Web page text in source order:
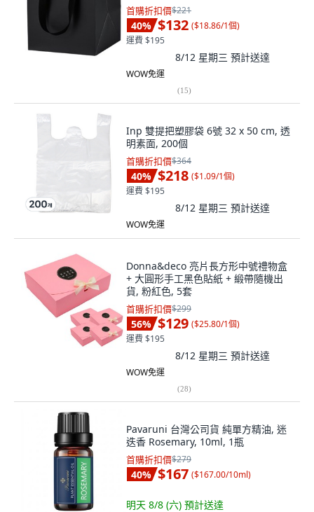
首購折扣價$221
40% $132 ($18.86/1個)
運費 $195
8/12 星期三 預計送達
WOW免運
(15)
Inp 雙提把塑膠袋 6號 32 x 50 cm, 透
明素面, 200個
首購折扣價$364
40% $218 ($1.09/1個)
運費 $195
8/12 星期三 預計送達
WOW免運
Donna&deco 亮片長方形中號禮物盒
+ 大圓形手工黑色貼紙 + 緞帶隨機出
貨, 粉紅色, 5套
首購折扣價$299
56% $129 ($25.80/1個)
運費 $195
8/12 星期三 預計送達
WOW免運
(28)
Pavaruni 台灣公司貨 純單方精油, 迷
迭香 Rosemary, 10ml, 1瓶
首購折扣價$279
40% $167 ($167.00/10ml)
明天 8/8 (六) 預計送達